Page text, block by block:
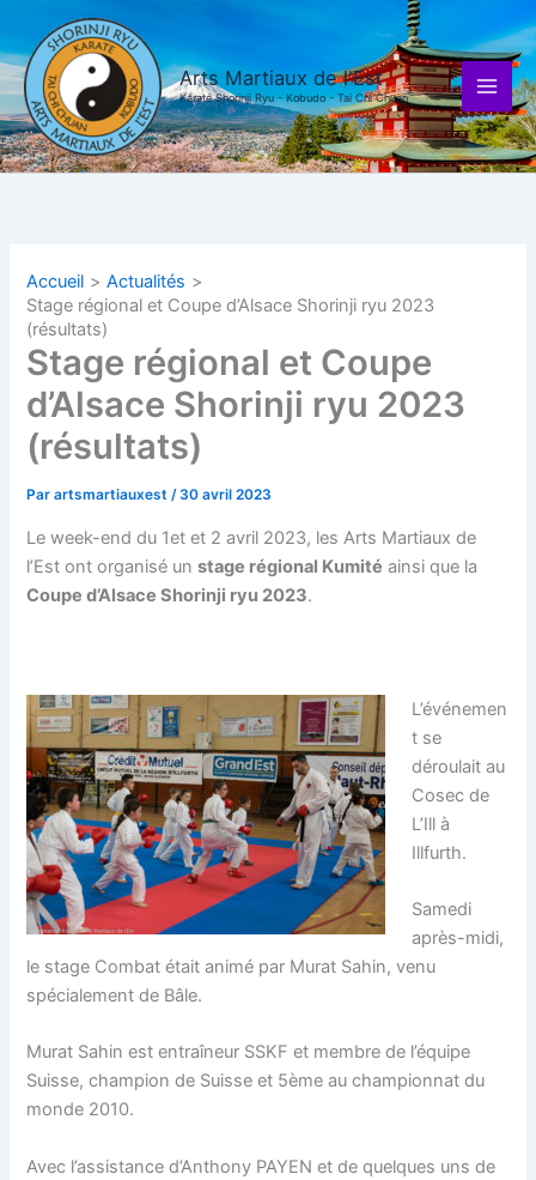
contenu
Arts Martiaux de l'Est
Karaté Shorinji Ryu - Kobudo - Tai Chi Chuan
Accueil
Actualités
Stage régional et Coupe d’Alsace Shorinji ryu 2023
(résultats)
Stage régional et Coupe
d’Alsace Shorinji ryu 2023
(résultats)
Parartsmartiauxest/30 avril 2023
Le week-end du 1et et 2 avril 2023, les Arts Martiaux de
l’Est ont organisé unstage régional Kumité ainsi que la
Coupe d’Alsace Shorinji ryu 2023.
L’événemen
t se
déroulait au
Cosec de
L’Ill à
Illfurth.
Samedi
après-midi,
le stage Combat était animé par Murat Sahin, venu
spécialement de Bâle.
Murat Sahin est entraîneur SSKF et membre de l’équipe
Suisse, champion de Suisse et 5ème au championnat du
monde 2010.
Avec l’assistance d’Anthony PAYEN et de quelques uns de